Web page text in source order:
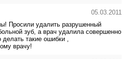
05.03.2011
Просили удалить разрушенный
зуб, а врач удалила совершенно
такие ошибки ,
врачу!